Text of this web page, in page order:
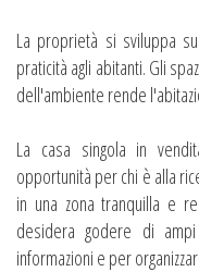
La proprietà si sviluppa
praticità agli abitanti. Gli
dell'ambiente rende
La casa singola in
opportunità per chi è alla
in una zona tranquilla e
desidera godere di
informazioni e per